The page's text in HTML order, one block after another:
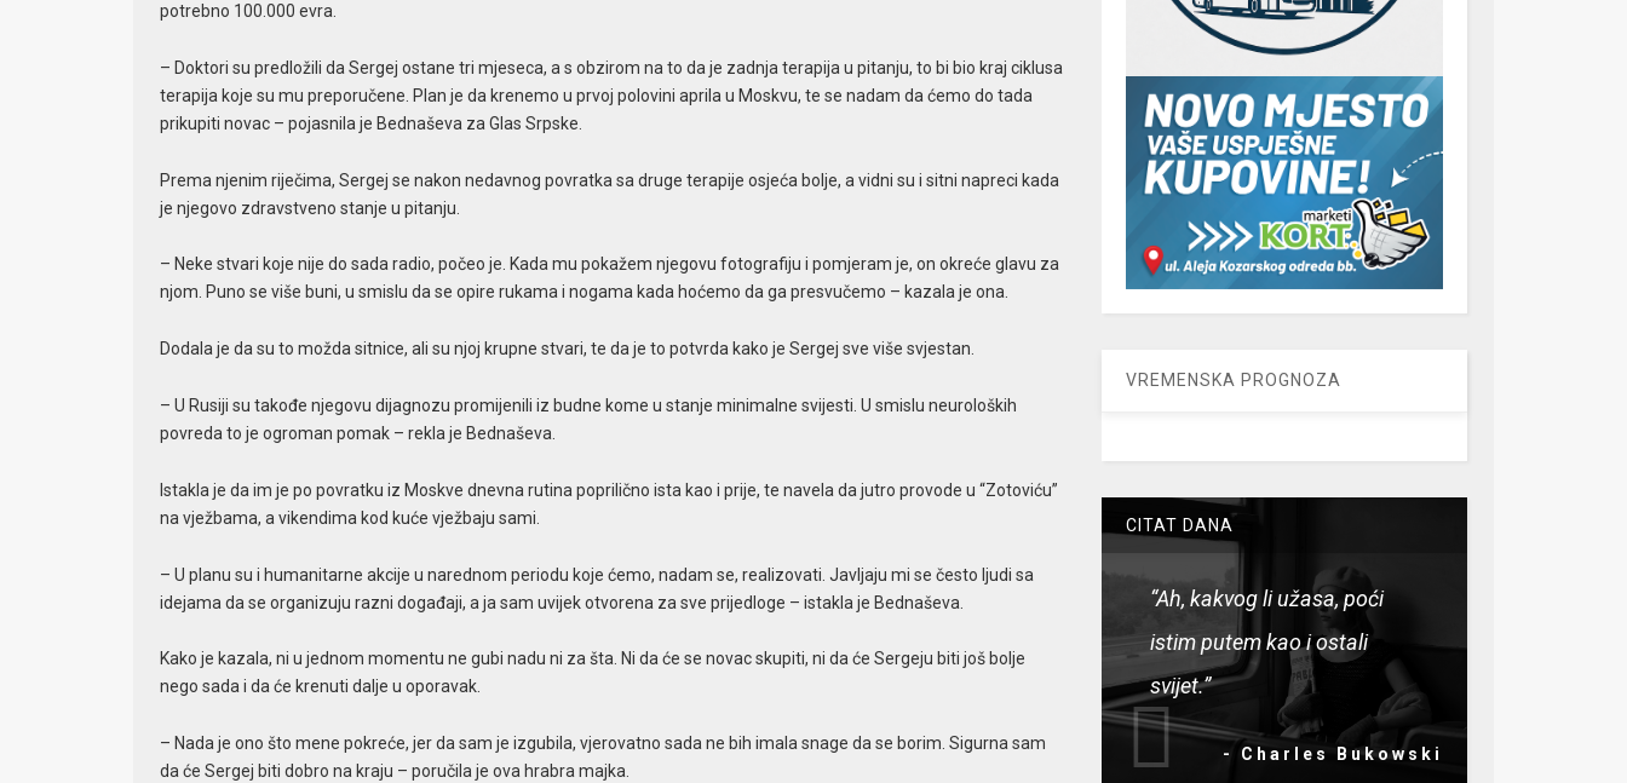
potrebno 100.000 evra.
– Doktori su predložili da Sergej ostane tri mjeseca, a s obzirom na to da je zadnja terapija u pitanju, to bi bio kraj ciklusa
terapija koje su mu preporučene. Plan je da krenemo u prvoj polovini aprila u Moskvu, te se nadam da ćemo do tada
prikupiti novac – pojasnila je Bednaševa za Glas Srpske.
Prema njenim riječima, Sergej se nakon nedavnog povratka sa druge terapije osjeća bolje, a vidni su i sitni napreci kada
je njegovo zdravstveno stanje u pitanju.
– Neke stvari koje nije do sada radio, počeo je. Kada mu pokažem njegovu fotografiju i pomjeram je, on okreće glavu za
njom. Puno se više buni, u smislu da se opire rukama i nogama kada hoćemo da ga presvučemo – kazala je ona.
Dodala je da su to možda sitnice, ali su njoj krupne stvari, te da je to potvrda kako je Sergej sve više svjestan.
– U Rusiji su takođe njegovu dijagnozu promijenili iz budne kome u stanje minimalne svijesti. U smislu neuroloških
povreda to je ogroman pomak – rekla je Bednaševa.
Istakla je da im je po povratku iz Moskve dnevna rutina poprilično ista kao i prije, te navela da jutro provode u “Zotoviću”
na vježbama, a vikendima kod kuće vježbaju sami.
– U planu su i humanitarne akcije u narednom periodu koje ćemo, nadam se, realizovati. Javljaju mi se često ljudi sa
idejama da se organizuju razni događaji, a ja sam uvijek otvorena za sve prijedloge – istakla je Bednaševa.
Kako je kazala, ni u jednom momentu ne gubi nadu ni za šta. Ni da će se novac skupiti, ni da će Sergeju biti još bolje
nego sada i da će krenuti dalje u oporavak.
– Nada je ono što mene pokreće, jer da sam je izgubila, vjerovatno sada ne bih imala snage da se borim. Sigurna sam
da će Sergej biti dobro na kraju – poručila je ova hrabra majka.
VREMENSKA PROGNOZA
CITAT DANA
“Ah, kakvog li užasa, poći
istim putem kao i ostali
svijet.”
- Charles Bukowski